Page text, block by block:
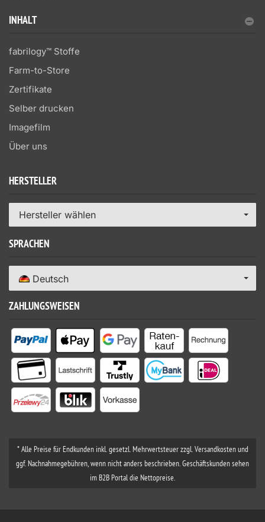
INHALT
fabrilogy™ Stoffe
Farm-to-Store
Zertifikate
Selber drucken
Imagefilm
Über uns
HERSTELLER
Hersteller wählen
SPRACHEN
Deutsch
ZAHLUNGSWEISEN
* Alle Preise für Endkunden inkl. gesetzl. Mehrwertsteuer zzgl. Versandkosten und
ggf. Nachnahmegebühren, wenn nicht anders beschrieben. Geschäftskunden sehen
im B2B Portal die Nettopreise.